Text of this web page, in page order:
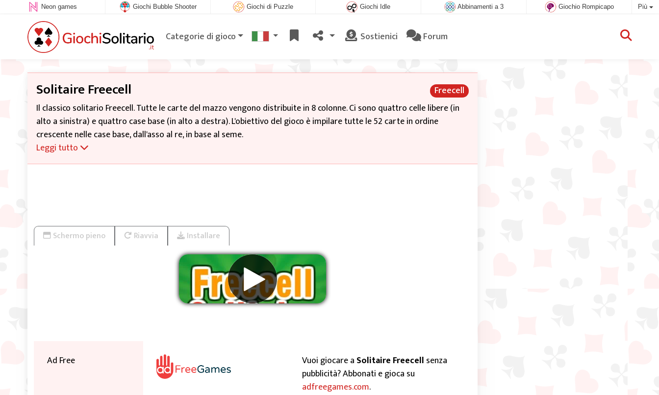
Neon games Giochi Bubble Shooter Giochi di Puzzle Giochi Idle Abbinamenti a 3 Giochio Rompicapo Più
Categorie di gioco Sostienici Forum
Freecell
Solitaire Freecell
Il classico solitario Freecell. Tutte le carte del mazzo vengono distribuite in 8 colonne. Ci sono quattro celle libere (in
alto a sinistra) e quattro case base (in alto a destra). L'obiettivo del gioco è impilare tutte le 52 carte in ordine
crescente nelle case base, dall'asso al re, in base al seme.
Leggi tutto
Puoi giocare con le carte presenti sul tavolo da gioco e con quelle nelle celle libere. Crea scale in ordine decrescente,
Schermo pieno Riavvia Installare
Ad Free Vuoi giocare a Solitaire Freecell senza
pubblicità? Abbonati e gioca su
adfreegames.com.